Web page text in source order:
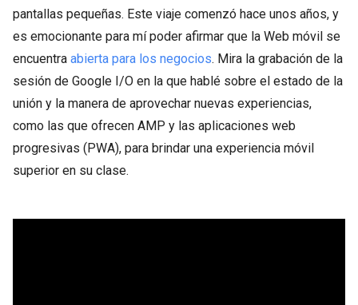
pantallas pequeñas. Este viaje comenzó hace unos años, y
es emocionante para mí poder afirmar que la Web móvil se
encuentra abierta para los negocios. Mira la grabación de la
sesión de Google I/O en la que hablé sobre el estado de la
unión y la manera de aprovechar nuevas experiencias,
como las que ofrecen AMP y las aplicaciones web
progresivas (PWA), para brindar una experiencia móvil
superior en su clase.